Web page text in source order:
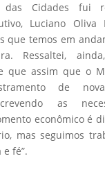
das Cidades fui
Luciano Oliva
que temos em
Ressaltei,
que assim que o
de
as
econômico é
mas seguimos
fé”.